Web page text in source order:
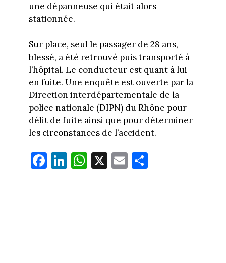
une dépanneuse qui était alors
stationnée.
Sur place, seul le passager de 28 ans,
blessé, a été retrouvé puis transporté à
l’hôpital. Le conducteur est quant à lui
en fuite. Une enquête est ouverte par la
Direction interdépartementale de la
police nationale (DIPN) du Rhône pour
délit de fuite ainsi que pour déterminer
les circonstances de l’accident.
Fa
ce
Li
nk
W
ha
X E
m
Pa